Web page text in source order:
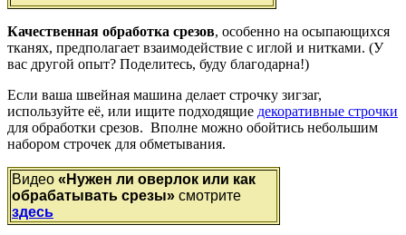
Качественная обработка срезов, особенно на осыпающихся
тканях, предполагает взаимодействие с иглой и нитками. (У
вас другой опыт? Поделитесь, буду благодарна!)
Если ваша швейная машина делает строчку зигзаг,
используйте её, или ищите подходящие декоративные строчки
для обработки срезов. Вполне можно обойтись небольшим
набором строчек для обметывания.
Видео «Нужен ли оверлок или как
обрабатывать срезы» смотрите
здесь